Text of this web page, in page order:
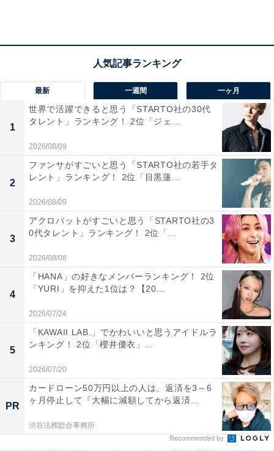
2位「西宮北口駅」
兵庫県西宮市に位置する「西宮北口駅」。阪急電鉄神戸
線と今津線の乗換駅で、主要駅へのアクセスが良好で
す。駅直結の大型ショッピングモール「阪急西宮ガーデ
ンズ」には約270店舗が集積しています。
1位「梅田駅」（※）
大阪府大阪市北区に位置する「梅田駅」エリア。JR、阪
最新 一週間 一ヶ月
1
世界で活躍できると思う「STARTO社の30代
タレント」ランキング！ 2位「ジェ...
2026/08/09
2
ファンサがすごいと思う「STARTO社の若手タ
レント」ランキング！ 2位「目黒蓮...
2026/08/09
3
アクロバットがすごいと思う「STARTO社の3
0代タレント」ランキング！ 2位「...
2026/08/08
4
「HANA」の好きなメンバーランキング！ 2位
「YURI」を抑えた1位は？【20...
2026/07/24
5
「KAWAII LAB.」でかわいいと思うアイドルラ
ンキング！ 2位「櫻井優衣」...
2026/07/20
PR
カードローン50万円以上の人は、返済を3～6
ヶ月停止して『大幅に減額してから返済...
渋谷法務総合事務所
Recommended by